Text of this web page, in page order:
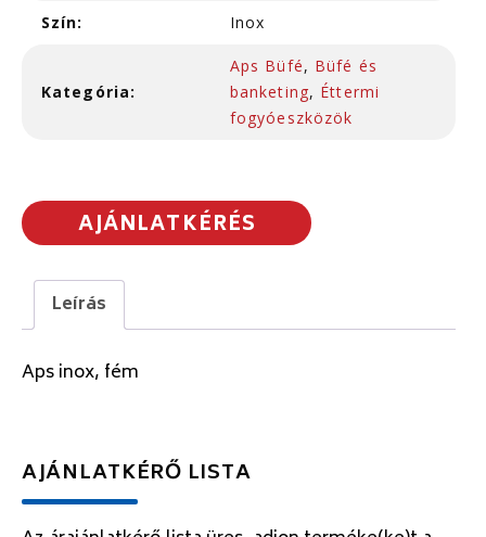
Szín: Inox
Kategória:
Aps Büfé, Büfé és
banketing, Éttermi
fogyóeszközök
AJÁNLATKÉRÉS
Leírás
Aps inox, fém
AJÁNLATKÉRŐ LISTA